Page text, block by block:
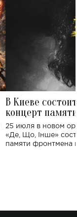
В Киеве
концерт
Клименко:
исполнят песни
25 июля в новом
«Де, Що, Інше»
памяти фронтмена